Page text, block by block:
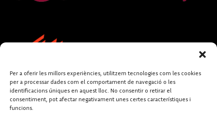
Per a oferir les millors experiències, utilitzem tecnologies com les cookies
per a processar dades com el comportament de navegació o les
identificacions úniques en aquest lloc. No consentir o retirar el
consentiment, pot afectar negativament unes certes característiques i
funcions.